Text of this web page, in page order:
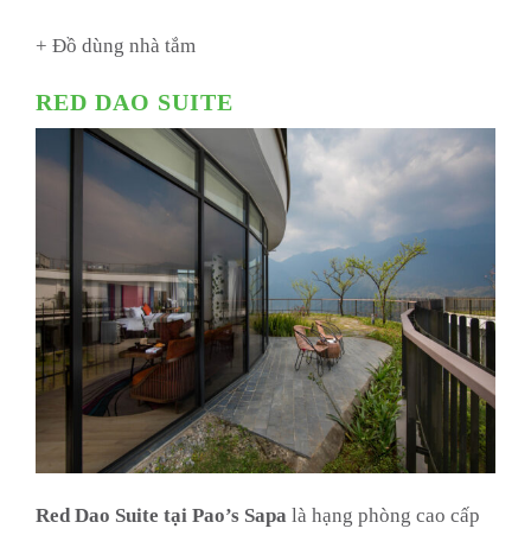
+ Đồ dùng nhà tắm
RED DAO SUITE
Red Dao Suite tại Pao’s Sapa là hạng phòng cao cấp